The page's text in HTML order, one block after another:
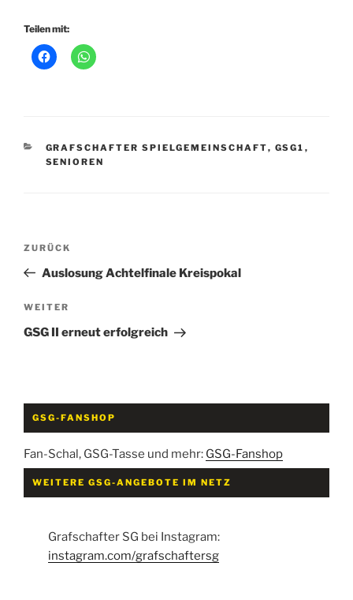
Teilen mit:
KATEGORIEN
GRAFSCHAFTER SPIELGEMEINSCHAFT, GSG1 ,
SENIOREN
Beitragsnavigation
Vorheriger
Beitrag
ZURÜCK
Auslosung Achtelfinale Kreispokal
Nächster
Beitrag
WEITER
GSG II erneut erfolgreich
GSG-FANSHOP
Fan-Schal, GSG-Tasse und mehr: GSG-Fanshop
WEITERE GSG-ANGEBOTE IM NETZ
Grafschafter SG bei Instagram:
instagram.com/grafschaftersg